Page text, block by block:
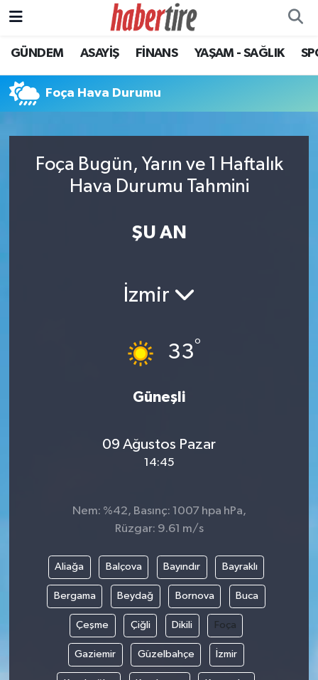
GÜNDEM ASAYİŞ FİNANS YAŞAM - SAĞLIK
Foça Hava Durumu
Foça Bugün, Yarın ve 1 Haftalık
Hava Durumu Tahmini
ŞU AN
İzmir
33°
Güneşli
09 Ağustos Pazar
14:45
Nem: %42, Basınç: 1007 hpa hPa,
Rüzgar: 9.61 m/s
Aliağa Balçova Bayındır Bayraklı
Bergama Beydağ Bornova Buca
Çeşme Çiğli Dikili Foça
Gaziemir Güzelbahçe İzmir
Tire Nöbetçi Eczaneler
Tire Hava Durumu
Süper Lig Puan Durumu ve Fikstür
Son Dakika Haberleri